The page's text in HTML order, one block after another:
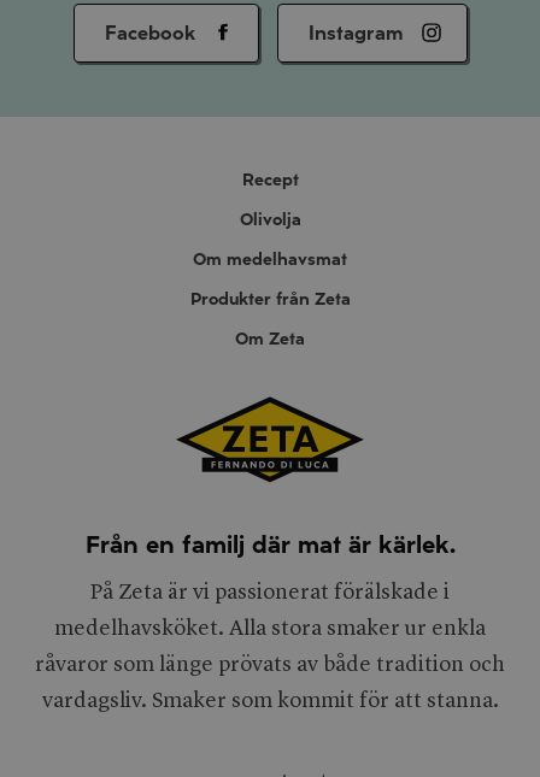
Facebook Instagram
Recept
Olivolja
Om medelhavsmat
Produkter från Zeta
Om Zeta
Från en familj där mat är kärlek.
På Zeta är vi passionerat förälskade i
medelhavsköket. Alla stora smaker ur enkla
råvaror som länge prövats av både tradition och
vardagsliv. Smaker som kommit för att stanna.